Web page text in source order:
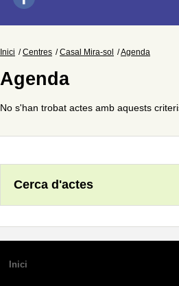
Inici Centres Casal Mira-sol Agenda
Agenda
No s'han trobat actes amb aquests
Cerca d'actes
Inici